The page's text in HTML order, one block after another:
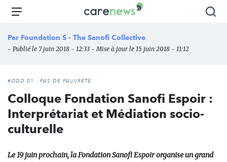
Aller
principal
Carenews,
média
des
l'engagement
Menu
Par Foundation S - The Sanofi Collective
- Publié le 7 juin 2018 - 12:33 - Mise à jour le 15 juin 2018 - 11:12
#ODD 01 : PAS DE PAUVRETÉ
Colloque Fondation Sanofi Espoir :
Interprétariat et Médiation socio-
culturelle
Le 19 juin prochain, la Fondation Sanofi Espoir organise un grand